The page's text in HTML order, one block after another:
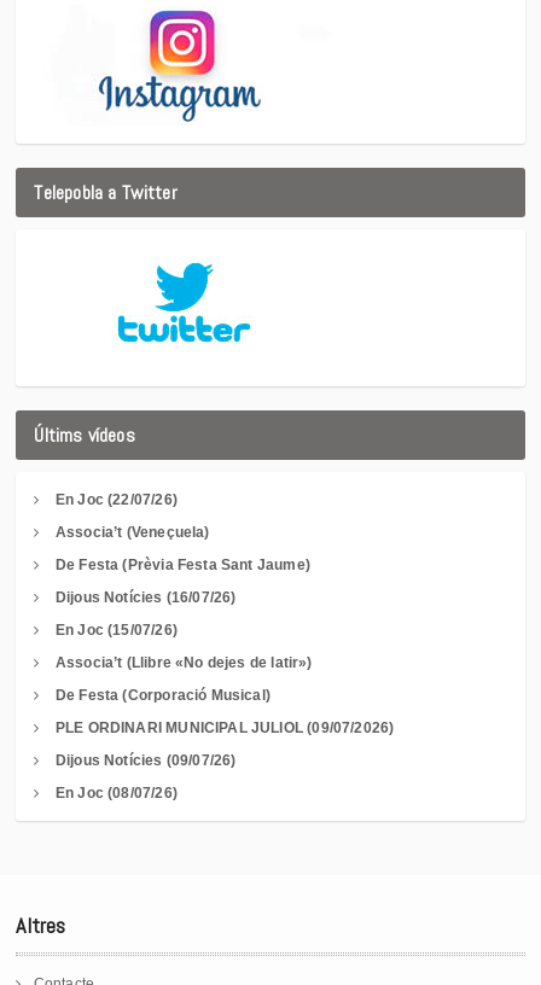
Telepobla a Twitter
Últims vídeos
En Joc (22/07/26)
Associa’t (Veneçuela)
De Festa (Prèvia Festa Sant Jaume)
Dijous Notícies (16/07/26)
En Joc (15/07/26)
Associa’t (Llibre «No dejes de latir»)
De Festa (Corporació Musical)
PLE ORDINARI MUNICIPAL JULIOL (09/07/2026)
Dijous Notícies (09/07/26)
En Joc (08/07/26)
Altres